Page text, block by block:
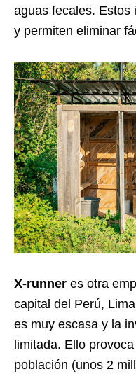
aguas fecales. Estos
y permiten eliminar
X-runner es otra
capital del Perú,
es muy escasa y la
limitada. Ello
población (unos 2